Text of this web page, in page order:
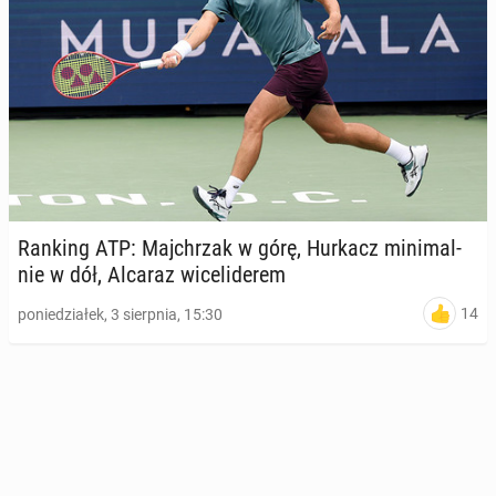
Ranking ATP: Maj­chrzak w górę, Hurkacz mi­ni­mal­
nie w dół, Alcaraz wi­ce­li­de­rem
poniedziałek, 3 sierpnia, 15:30 14